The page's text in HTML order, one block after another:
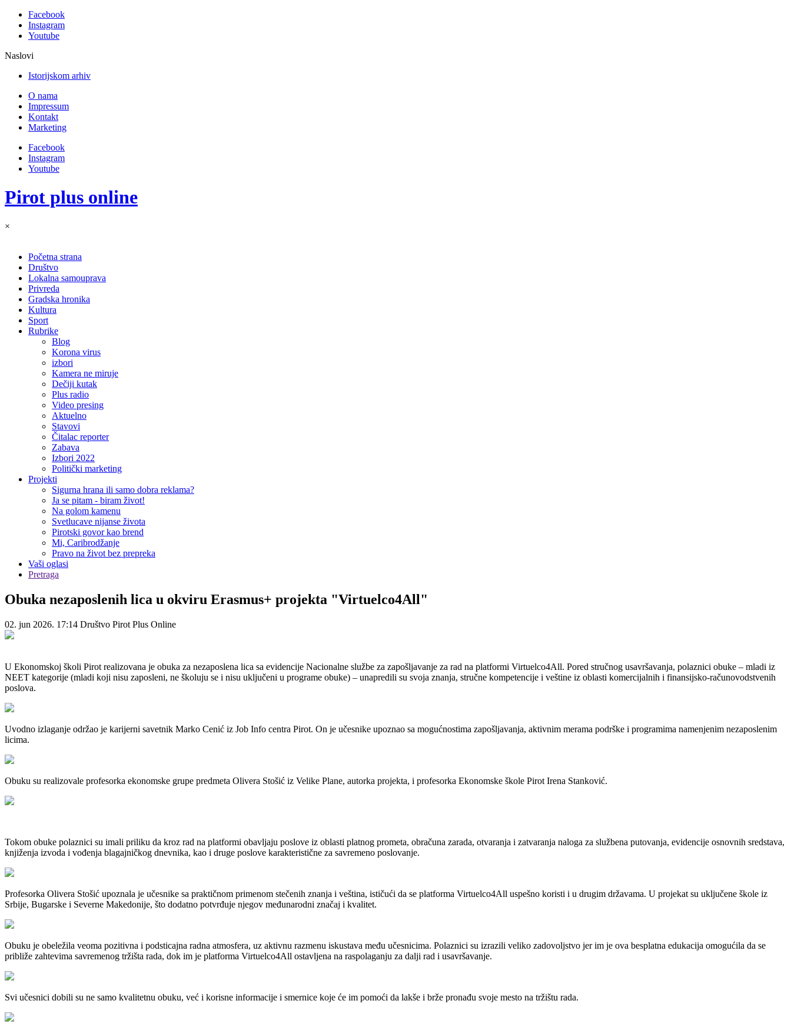
Facebook
Instagram
Youtube
Naslovi
Istorijskom arhivu Pirot odobrena dva pr
O nama
Impressum
Kontakt
Marketing
Facebook
Instagram
Youtube
Pirot plus online
×
Početna strana
Društvo
Lokalna samouprava
Privreda
Gradska hronika
Kultura
Sport
Rubrike
Blog
Korona virus
izbori
Kamera ne miruje
Dečiji kutak
Plus radio
Video presing
Aktuelno
Stavovi
Čitalac reporter
Zabava
Izbori 2022
Politički marketing
Projekti
Sigurna hrana ili samo dobra reklama?
Ja se pitam - biram život!
Na golom kamenu
Svetlucave nijanse života
Pirotski govor kao brend
Mi, Caribrodžanje
Pravo na život bez prepreka
Vaši oglasi
Pretraga
Obuka nezaposlenih lica u okviru Erasmus+ projekta "Virtuelco4All"
02. jun 2026. 17:14 Društvo Pirot Plus Online
U Ekonomskoj školi Pirot realizovana je obuka za nezaposlena lica sa evidencije Nacionalne službe za zapošljavanje za rad na platformi Virtuelco4All. Pored stručnog usavršavanja, polaznici obuke – mladi iz
NEET kategorije (mladi koji nisu zaposleni, ne školuju se i nisu uključeni u programe obuke) – unapredili su svoja znanja, stručne kompetencije i veštine iz oblasti komercijalnih i finansijsko-računovodstvenih
poslova.
Uvodno izlaganje održao je karijerni savetnik Marko Cenić iz Job Info centra Pirot. On je učesnike upoznao sa mogućnostima zapošljavanja, aktivnim merama podrške i programima namenjenim nezaposlenim
licima.
Obuku su realizovale profesorka ekonomske grupe predmeta Olivera Stošić iz Velike Plane, autorka projekta, i profesorka Ekonomske škole Pirot Irena Stanković.
Tokom obuke polaznici su imali priliku da kroz rad na platformi obavljaju poslove iz oblasti platnog prometa, obračuna zarada, otvaranja i zatvaranja naloga za službena putovanja, evidencije osnovnih sredstava,
knjiženja izvoda i vođenja blagajničkog dnevnika, kao i druge poslove karakteristične za savremeno poslovanje.
Profesorka Olivera Stošić upoznala je učesnike sa praktičnom primenom stečenih znanja i veština, ističući da se platforma Virtuelco4All uspešno koristi i u drugim državama. U projekat su uključene škole iz
Srbije, Bugarske i Severne Makedonije, što dodatno potvrđuje njegov međunarodni značaj i kvalitet.
Obuku je obeležila veoma pozitivna i podsticajna radna atmosfera, uz aktivnu razmenu iskustava među učesnicima. Polaznici su izrazili veliko zadovoljstvo jer im je ova besplatna edukacija omogućila da se
približe zahtevima savremenog tržišta rada, dok im je platforma Virtuelco4All ostavljena na raspolaganju za dalji rad i usavršavanje.
Svi učesnici dobili su ne samo kvalitetnu obuku, već i korisne informacije i smernice koje će im pomoći da lakše i brže pronađu svoje mesto na tržištu rada.